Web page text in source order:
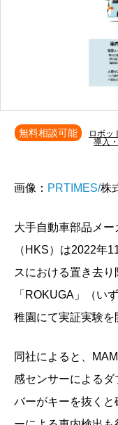
無料相談可能
ロボッ
導入
画像： PRTIMES/株
大手自動車部品メ
（HKS）は2022年
スにおける置き去
「ROKUGA」（い
稚園にて実証実験を
同社によると、
感センサーによるダ
バーがキーを抜く